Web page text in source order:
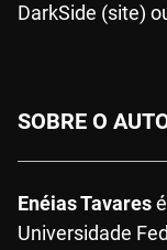
DarkSide (site)
SOBRE O
Enéias Tavares
Universidade